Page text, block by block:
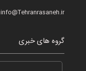
info@Tehranrasaneh.ir
گروه های خبری